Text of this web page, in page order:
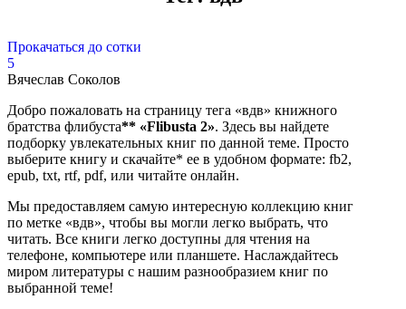
Прокачаться до сотки
5
Вячеслав Соколов
Добро пожаловать на страницу тега «вдв» книжного
братства флибуста** «Flibusta 2». Здесь вы найдете
подборку увлекательных книг по данной теме. Просто
выберите книгу и скачайте* ее в удобном формате: fb2,
epub, txt, rtf, pdf, или читайте онлайн.
Мы предоставляем самую интересную коллекцию книг
по метке «вдв», чтобы вы могли легко выбрать, что
читать. Все книги легко доступны для чтения на
телефоне, компьютере или планшете. Наслаждайтесь
миром литературы с нашим разнообразием книг по
выбранной теме!